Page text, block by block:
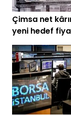
Çimsa net
yeni hedef